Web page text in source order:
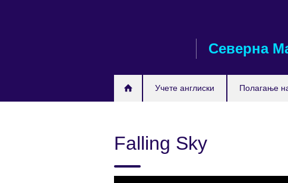
Северна
Учете англиски Полагање
Falling Sky